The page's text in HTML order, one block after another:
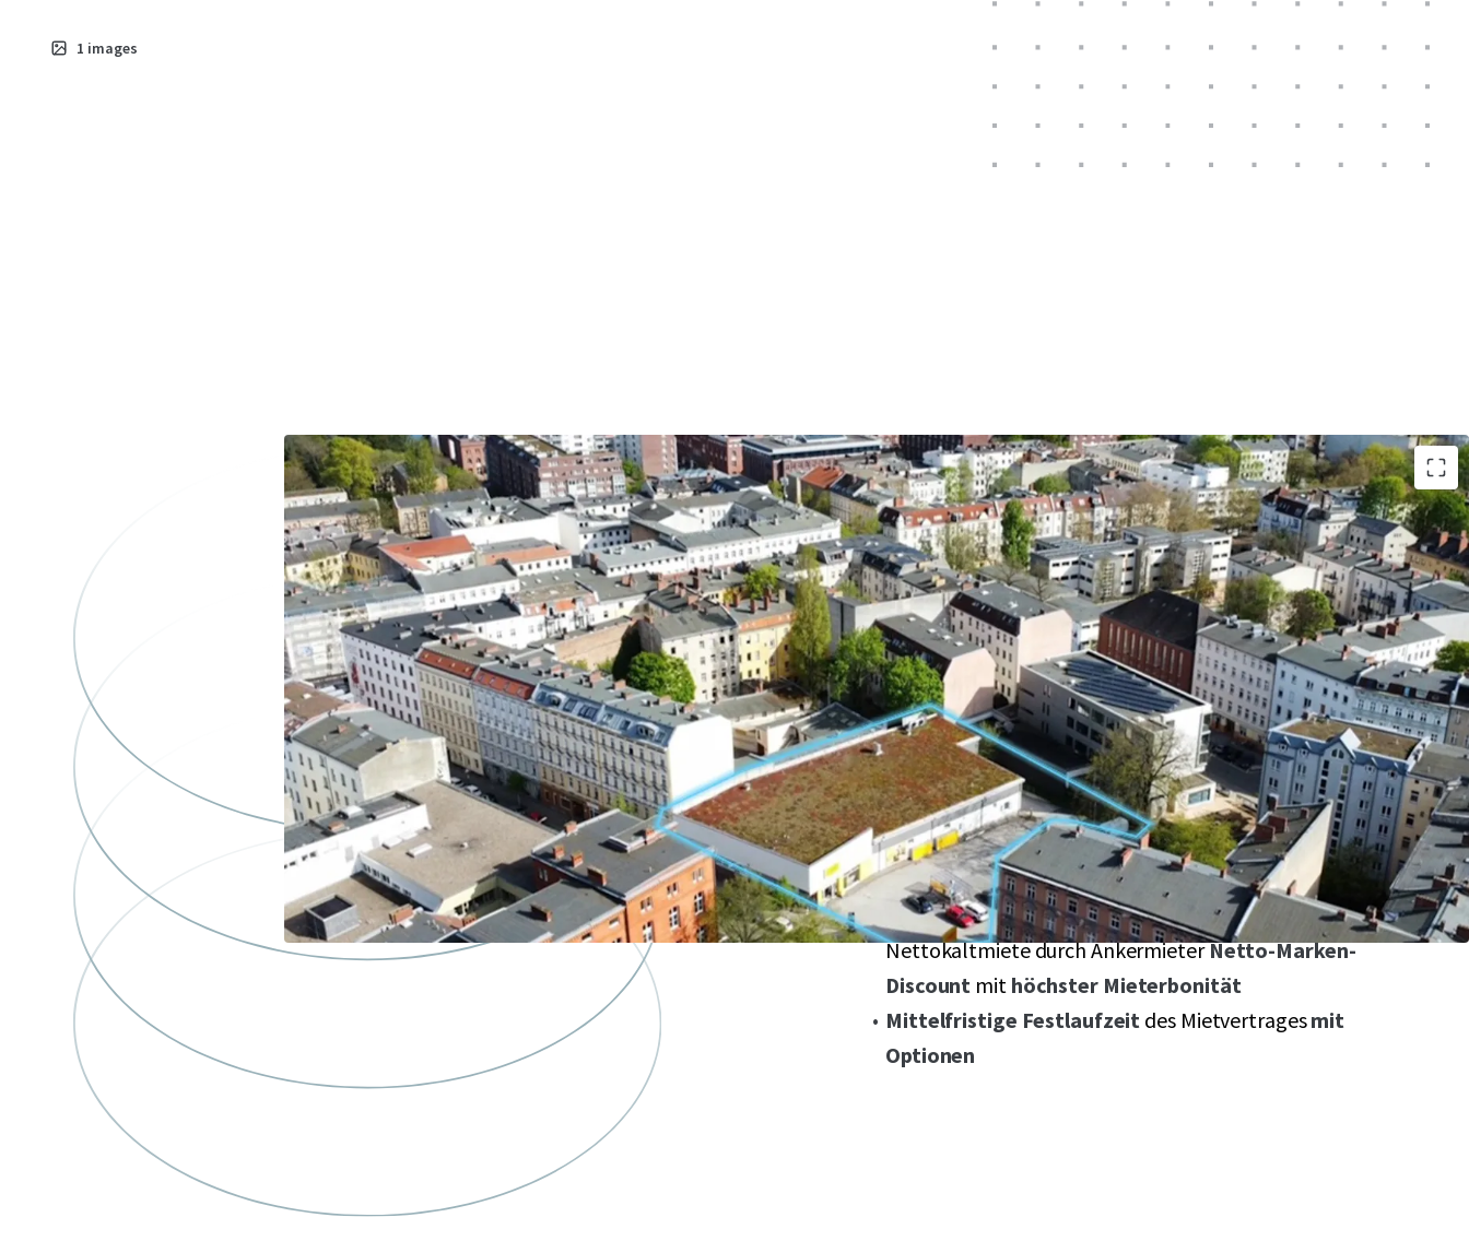
1 images
Hochattraktive Baulückemit Nachverdichtungspotential
in Berlin-Spandau mitca. 2.931m² Grundstücksgröße
Exzellente Visibilität und Erreichbarkeit eingebettet im
Wohngebietmit starkemsozioökonomischem
Wachstum
Der Bezirk zählt zu denam stärksten wachsenden
Bezirken Berlins
Gesicherter Cashflowin Höhe von 204.000,-- €
Nettokaltmiete durch AnkermieterNetto-Marken-
Discount mit höchster Mieterbonität
Mittelfristige Festlaufzeit des Mietvertragesmit
Optionen